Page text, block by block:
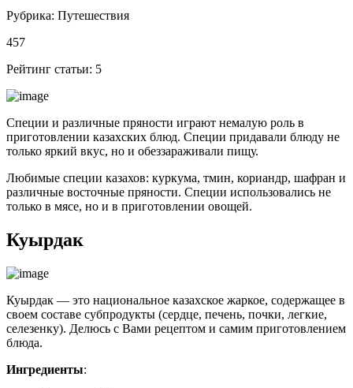
Рубрика: Путешествия
457
Рейтинг статьи: 5
Специи и различные пряности играют немалую роль в
приготовлении казахских блюд. Специи придавали блюду не
только яркий вкус, но и обеззараживали пищу.
Любимые специи казахов: куркума, тмин, кориандр, шафран и
различные восточные пряности. Специи использовались не
только в мясе, но и в приготовлении овощей.
Куырдак
Куырдак — это национальное казахское жаркое, содержащее в
своем составе субпродукты (сердце, печень, почки, легкие,
селезенку). Делюсь с Вами рецептом и самим приготовлением
блюда.
Ингредиенты: